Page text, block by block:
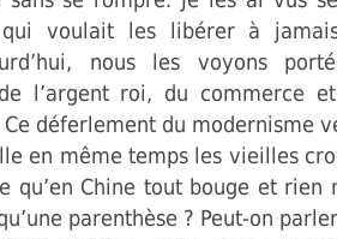
voulait les libérer à
nous les voyons
l’argent roi, du commerce
déferlement du modernisme
en même temps les vieilles
qu’en Chine tout bouge et rien
parenthèse ? Peut-on